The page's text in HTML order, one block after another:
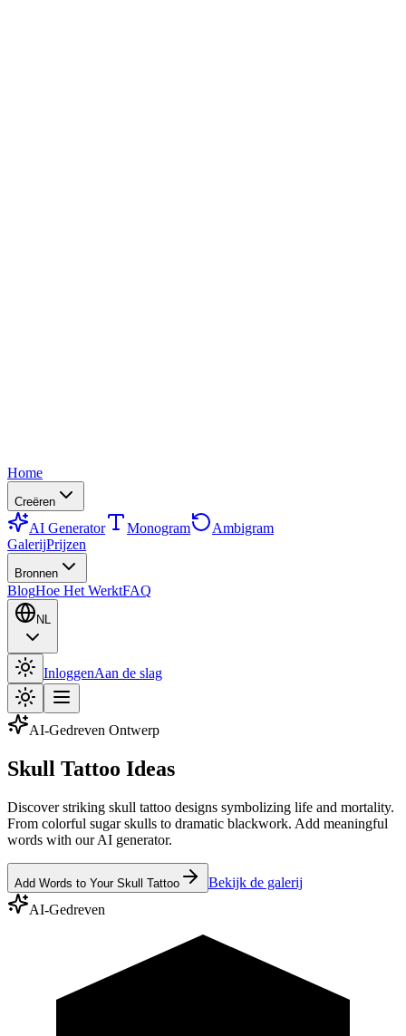
Home
Creëren
AI Generator Monogram
Ambigram
GalerijPrijzen
Bronnen
BlogHoe Het WerktFAQ
NL
InloggenAan de slag
AI-Gedreven Ontwerp
Skull Tattoo Ideas
Discover striking skull tattoo designs symbolizing life and mortality.
From colorful sugar skulls to dramatic blackwork. Add meaningful
words with our AI generator.
Add Words to Your Skull Tattoo
Bekijk de galerij
AI-Gedreven